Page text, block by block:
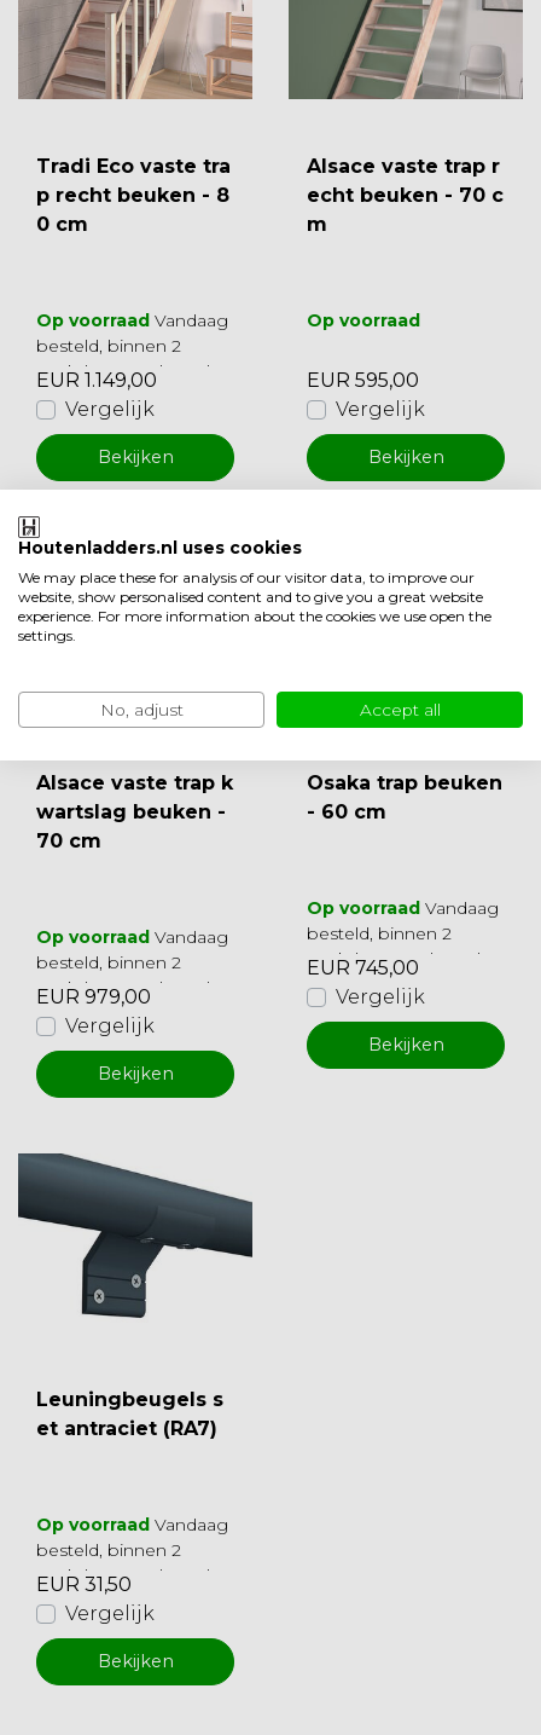
Tradi Eco vaste tra
p recht beuken - 8
0 cm
Op voorraad Vandaag
besteld, binnen 2
werkdagen geleverd
EUR 1.149,00
Vergelijk
Bekijken
Alsace vaste trap r
echt beuken - 70 c
m
Op voorraad
EUR 595,00
Vergelijk
Bekijken
Alsace vaste trap k
wartslag beuken -
70 cm
Op voorraad Vandaag
besteld, binnen 2
werkdagen geleverd
EUR 979,00
Vergelijk
Bekijken
Osaka trap beuken
- 60 cm
Op voorraad Vandaag
besteld, binnen 2
werkdagen geleverd
EUR 745,00
Vergelijk
Bekijken
Leuningbeugels s
et antraciet (RA7)
Op voorraad Vandaag
besteld, binnen 2
werkdagen geleverd
EUR 31,50
Vergelijk
Bekijken
Houtenladders.nl uses cookies
We may place these for analysis of our visitor data, to improve our
website, show personalised content and to give you a great website
experience. For more information about the cookies we use open the
settings.
No, adjust Accept all